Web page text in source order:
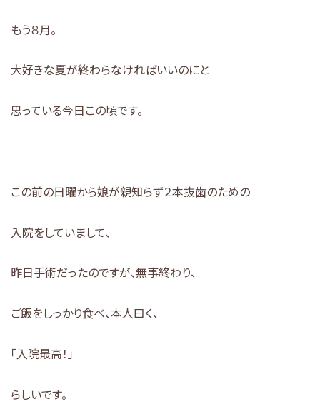
もう８月。
大好きな夏が終わらなければいいのにと
思っている今日この頃です。
この前の日曜から娘が親知らず２本抜歯のための
入院をしていまして、
昨日手術だったのですが、無事終わり、
ご飯をしっかり食べ、本人曰く、
「入院最高！」
らしいです。